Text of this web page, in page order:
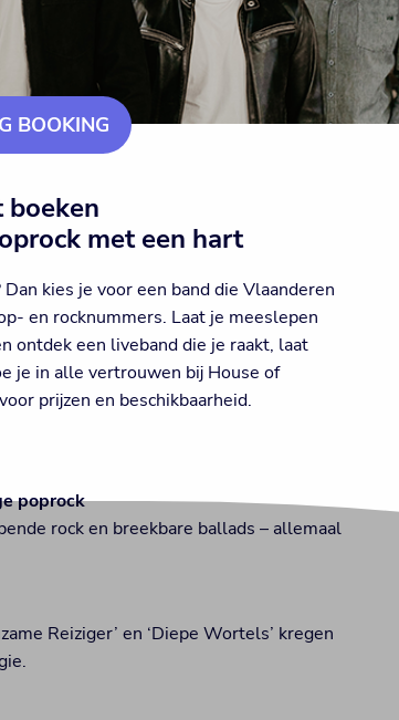
BOOKING
boeken
met een hart
kies je voor een band die Vlaanderen
en rocknummers. Laat je meeslepen
ontdek een liveband die je raakt, laat
je in alle vertrouwen bij House of
prijzen en beschikbaarheid.
poprock
rock en breekbare ballads – allemaal
Reiziger’ en ‘Diepe Wortels’ kregen